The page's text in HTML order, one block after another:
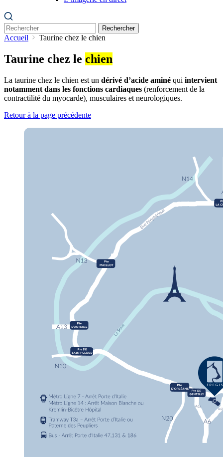
Rechercher
Accueil Taurine chez le chien
Taurine chez le chien
La taurine chez le chien est un dérivé d’acide aminé qui intervient
notamment dans les fonctions cardiaques (renforcement de la
contractilité du myocarde), musculaires et neurologiques.
Retour à la page précédente